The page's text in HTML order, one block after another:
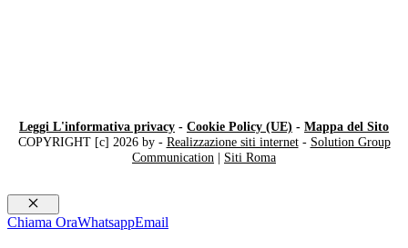
Leggi L'informativa privacy - Cookie Policy (UE) - Mappa del Sito
COPYRIGHT [c] 2026 by - Realizzazione siti internet- Solution Group
Communication | Siti Roma
Chiudi
Chiama OraWhatsappEmail